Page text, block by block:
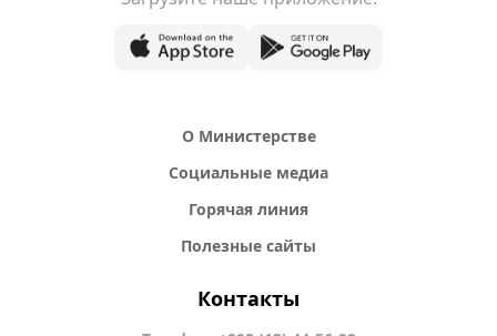
О Министерстве
Социальные медиа
Горячая линия
Полезные сайты
Контакты